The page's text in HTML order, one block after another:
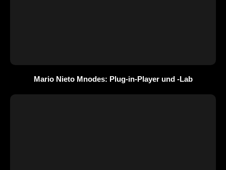
Mario Nieto Mnodes: Plug-in-Player und -Lab